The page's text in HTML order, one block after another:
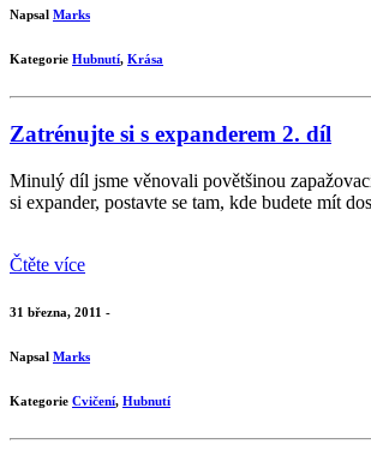
Napsal Marks
Kategorie Hubnutí, Krása
Zatrénujte si s expanderem 2. díl
Minulý díl jsme věnovali povětšinou
si expander, postavte se tam, kde budete mít
Čtěte více
31 března, 2011 -
Napsal Marks
Kategorie Cvičení, Hubnutí